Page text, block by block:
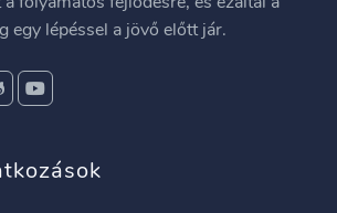
egy lépéssel a jövő előtt jár.